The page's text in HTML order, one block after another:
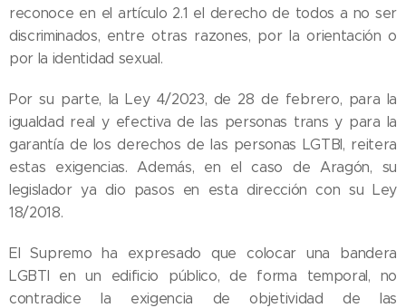
reconoce en el artículo 2.1 el derecho de todos a no ser
discriminados, entre otras razones, por la orientación o
por la identidad sexual.
Por su parte, la Ley 4/2023, de 28 de febrero, para la
igualdad real y efectiva de las personas trans y para la
garantía de los derechos de las personas LGTBI, reitera
estas exigencias. Además, en el caso de Aragón, su
legislador ya dio pasos en esta dirección con su Ley
18/2018.
El Supremo ha expresado que colocar una bandera
LGBTI en un edificio público, de forma temporal, no
contradice la exigencia de objetividad de las